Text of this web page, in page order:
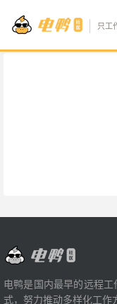
只工
电鸭是国内最早的远程
式，努力推动多样化工作